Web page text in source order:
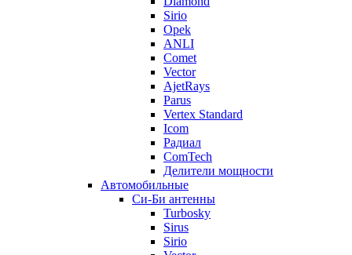
Sirio
Opek
ANLI
Comet
Vector
AjetRays
Parus
Vertex Standard
Icom
Радиал
ComTech
Делители мощности
Автомобильные
Си-Би антенны
Turbosky
Sirus
Sirio